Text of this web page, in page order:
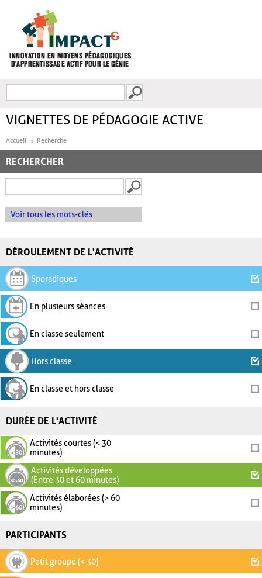
FORMULAIRE DE
VIGNETTES DE PÉDAGOGIE ACTIVE
Accueil Recherche
RECHERCHER
Voir tous les mots-clés
DÉROULEMENT DE L'ACTIVITÉ
Sporadiques
En plusieurs séances
En classe seulement
Hors classe
En classe et hors classe
DURÉE DE L'ACTIVITÉ
Activités courtes (< 30
minutes)
Activités développées
(Entre 30 et 60 minutes)
Activités élaborées (> 60
minutes)
PARTICIPANTS
Petit groupe (< 30)